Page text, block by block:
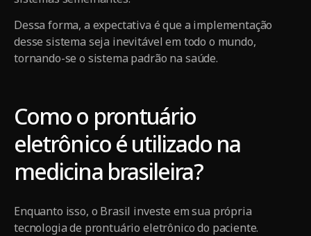
Dessa forma, a expectativa é que a implementação
desse sistema seja inevitável em todo o mundo,
tornando-se o sistema padrão na saúde.
Como o prontuário
eletrônico é utilizado na
medicina brasileira?
Enquanto isso, o Brasil investe em sua própria
tecnologia de prontuário eletrônico do paciente.